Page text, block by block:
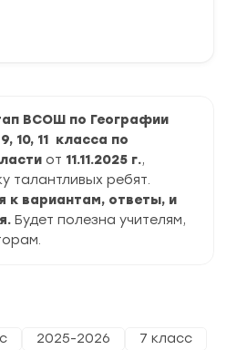
ВСОШ по Географии
10, 11 класса по
от 11.11.2025 г.,
талантливых ребят.
к вариантам, ответы, и
Будет полезна учителям,
2025-2026
7 класс